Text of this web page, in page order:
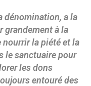
dénomination, a la
grandement à la
nourrir la piété et la
le sanctuaire pour
les dons
entouré des